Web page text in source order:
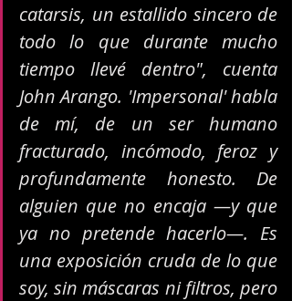
catarsis, un estallido sincero de
todo lo que durante mucho
tiempo llevé dentro", cuenta
John Arango. 'Impersonal' habla
de mí, de un ser humano
fracturado, incómodo, feroz y
profundamente honesto. De
alguien que no encaja —y que
ya no pretende hacerlo—. Es
una exposición cruda de lo que
soy, sin máscaras ni filtros, pero